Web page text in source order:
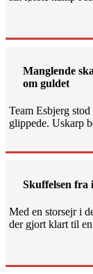
Manglende
om guldet
Team Esbjerg
glippede. Uskarp
Skuffelsen fra
Med en storsejr i
der gjort klart til